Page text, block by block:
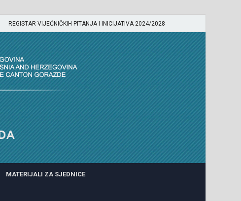
REGISTAR VIJEĆNIČKIH PITANJA I INICIJATIVA 2024/2028
MATERIJALI ZA SJEDNICE